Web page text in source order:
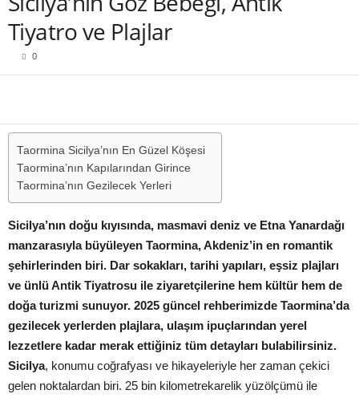
Tiyatro ve Plajlar
0
Taormina Sicilya’nın En Güzel Köşesi
Taormina’nın Kapılarından Girince
Taormina’nın Gezilecek Yerleri
Sicilya’nın doğu kıyısında, masmavi deniz ve Etna Yanardağı
manzarasıyla büyüleyen Taormina, Akdeniz’in en romantik
şehirlerinden biri. Dar sokakları, tarihi yapıları, eşsiz plajları
ve ünlü Antik Tiyatrosu ile ziyaretçilerine hem kültür hem de
doğa turizmi sunuyor. 2025 güncel rehberimizde Taormina’da
gezilecek yerlerden plajlara, ulaşım ipuçlarından yerel
lezzetlere kadar merak ettiğiniz tüm detayları bulabilirsiniz.
Sicilya, konumu coğrafyası ve hikayeleriyle her zaman çekici
gelen noktalardan biri. 25 bin kilometrekarelik yüzölçümü ile